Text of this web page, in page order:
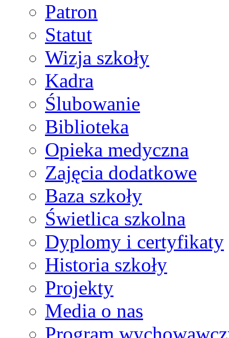
Patron
Statut
Wizja szkoły
Kadra
Ślubowanie
Biblioteka
Opieka medyczna
Zajęcia dodatkowe
Baza szkoły
Świetlica szkolna
Dyplomy i certyfikaty
Historia szkoły
Projekty
Media o nas